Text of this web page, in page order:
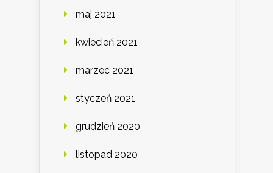
maj 2021
kwiecień 2021
marzec 2021
styczeń 2021
grudzień 2020
listopad 2020